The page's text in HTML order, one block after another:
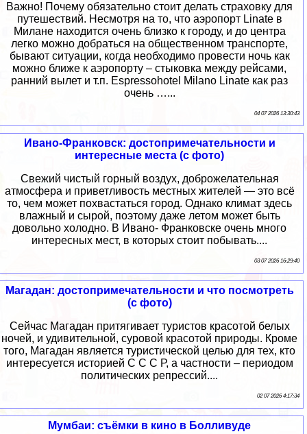
Важно! Почему обязательно стоит делать страховку для
путешествий. Несмотря на то, что аэропорт Linate в
Милане находится очень близко к городу, и до центра
легко можно добраться на общественном транспорте,
бывают ситуации, когда необходимо провести ночь как
можно ближе к аэропорту – стыковка между рейсами,
ранний вылет и т.п. Espressohotel Milano Linate как раз
очень …...
04 07 2026 13:30:43
Ивано-Франковск: достопримечательности и
интересные места (с фото)
Свежий чистый горный воздух, доброжелательная
атмосфера и приветливость местных жителей — это всё
то, чем может похвастаться город. Однако климат здесь
влажный и сырой, поэтому даже летом может быть
довольно холодно. В Ивано- Франковске очень много
интересных мест, в которых стоит побывать....
03 07 2026 16:29:40
Магадан: достопримечательности и что посмотреть
(с фото)
Сейчас Магадан притягивает туристов красотой белых
ночей, и удивительной, суровой красотой природы. Кроме
того, Магадан является туристической целью для тех, кто
интересуется историей С С С Р, а частности – периодом
политических репрессий....
02 07 2026 4:17:34
Мумбаи: съёмки в кино в Болливуде